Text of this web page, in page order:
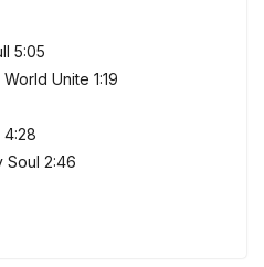
5:05
Unite 1:19
Soul 2:46